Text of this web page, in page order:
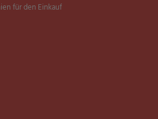
für den Einkauf